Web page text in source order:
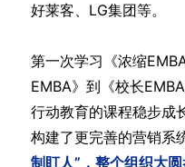
好莱客、LG集团等。
第一次学习《浓缩
EMBA》到《校长
行动教育的课程稳步成
构建了更完善的营销系
制盯人”，整个组织大